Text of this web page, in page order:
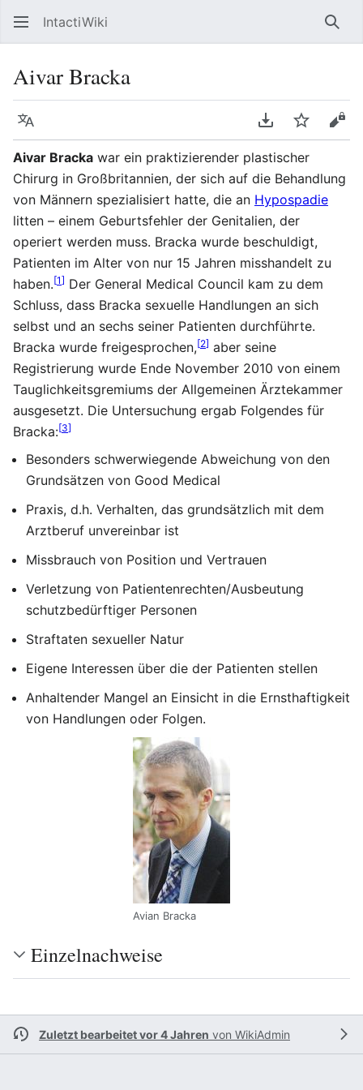
IntactiWiki
Aivar Bracka
Sprache PDF
Aivar Bracka war ein praktizierender plastischer
Chirurg in Großbritannien, der sich auf die Behandlung
von Männern spezialisiert hatte, die an Hypospadie
litten – einem Geburtsfehler der Genitalien, der
operiert werden muss. Bracka wurde beschuldigt,
Patienten im Alter von nur 15 Jahren misshandelt zu
haben.[1] Der General Medical Council kam zu dem
Schluss, dass Bracka sexuelle Handlungen an sich
selbst und an sechs seiner Patienten durchführte.
Bracka wurde freigesprochen,[2] aber seine
Registrierung wurde Ende November 2010 von einem
Tauglichkeitsgremiums der Allgemeinen Ärztekammer
ausgesetzt. Die Untersuchung ergab Folgendes für
Bracka:[3]
Besonders schwerwiegende Abweichung von den
Grundsätzen von Good Medical
Praxis, d.h. Verhalten, das grundsätzlich mit dem
Arztberuf unvereinbar ist
Missbrauch von Position und Vertrauen
Verletzung von Patientenrechten/Ausbeutung
schutzbedürftiger Personen
Straftaten sexueller Natur
Eigene Interessen über die der Patienten stellen
Anhaltender Mangel an Einsicht in die Ernsthaftigkeit
von Handlungen oder Folgen.
Avian Bracka
Einzelnachweise
Zuletzt bearbeitet vor 4 Jahren von WikiAdmin